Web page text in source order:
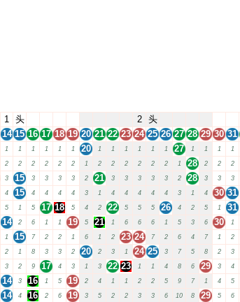
1 头 2 头
14 15 16 17 18 19 20 21 22 23 24 25 26 27 28 29 30 31
1 1 1 1 1 1 20 1 1 1 1 1 1 27 1 1 1 1
2 2 2 2 2 2 1 2 2 2 2 2 2 1 28 2 2 2
3 15 3 3 3 3 2 21 3 3 3 3 3 2 28 3 3 3
4 15 4 4 4 4 3 1 4 4 4 4 4 3 1 4 30 31
5 1 5 17 18 5 4 2 22 5 5 5 26 4 2 5 1 31
14 2 6 1 1 19 5 21 1 6 6 6 1 5 3 6 30 1
1 15 7 2 2 1 6 1 2 23 24 7 2 6 4 7 1 2
2 1 8 3 3 2 20 2 3 1 24 25 3 7 5 8 2 3
3 2 9 17 4 3 1 3 22 23 1 1 4 8 6 29 3 4
14 3 16 1 5 19 2 4 1 1 2 2 5 9 7 1 4 5
14 4 16 2 6 19 3 5 2 2 3 3 6 10 8 29 5 6